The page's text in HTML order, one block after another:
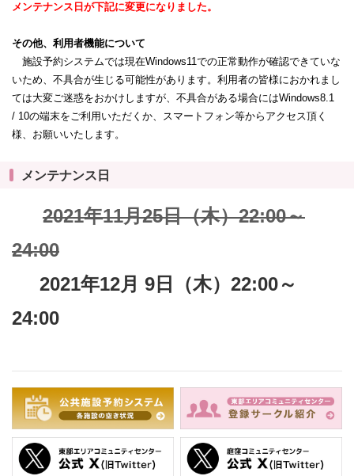
メンテナンス日が下記に変更になりました。
その他、利用者機能について
施設予約システムでは現在Windows11での正常動作が確認できていな
いため、不具合が生じる可能性があります。利用者の皆様におかれまし
ては大変ご迷惑をおかけしますが、不具合がある場合にはWindows8.1
/ 10の端末をご利用いただくか、スマートフォン等からアクセス頂く
様、お願いいたします。
メンテナンス日
2021年11月25日（木）22:00～
24:00
2021年12月 9日（木）22:00～
24:00